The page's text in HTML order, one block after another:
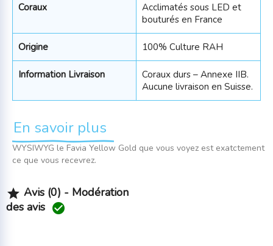
Coraux
Acclimatés sous LED et
bouturés en France
Origine 100% Culture RAH
Information Livraison
Coraux durs – Annexe IIB.
Aucune livraison en Suisse.
En savoir plus
WYSIWYG le Favia Yellow Gold que vous voyez est exatctement
ce que vous recevrez.
 Avis (0) - Modération
des avis 